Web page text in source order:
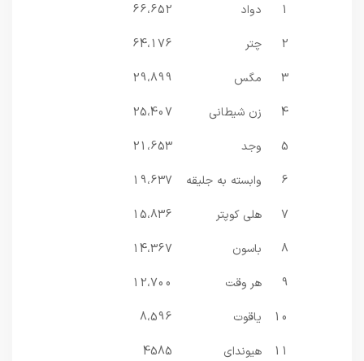
دواد
66،652
چتر
64،176
مگس
29،899
زن شیطانی
25،407
وجد
21،653
وابسته به جلیقه
19،637
هلی کوپتر
15،836
باسون
14،367
هر وقت
12،700
یاقوت
هیوندای